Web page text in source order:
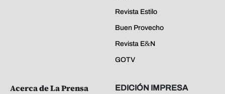
Revista Estilo
Buen Provecho
Revista E&N
GOTV
Acerca de La Prensa EDICIÓN IMPRESA